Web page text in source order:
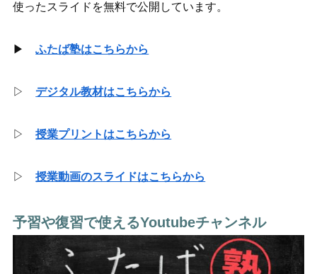
使ったスライドを無料で公開しています。
▶ふたば塾はこちらから
▷ デジタル教材はこちらから
▷授業プリントはこちらから
▷授業動画のスライドはこちらから
予習や復習で使えるYoutubeチャンネル